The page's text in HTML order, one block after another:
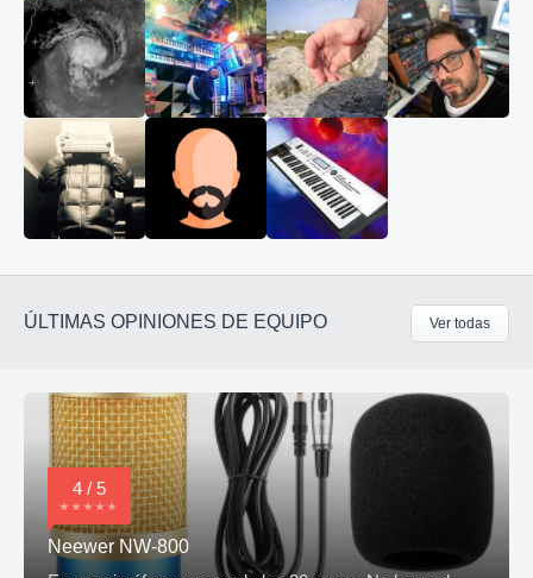
ÚLTIMAS OPINIONES DE EQUIPO Ver todas
4 / 5
Neewer NW-800